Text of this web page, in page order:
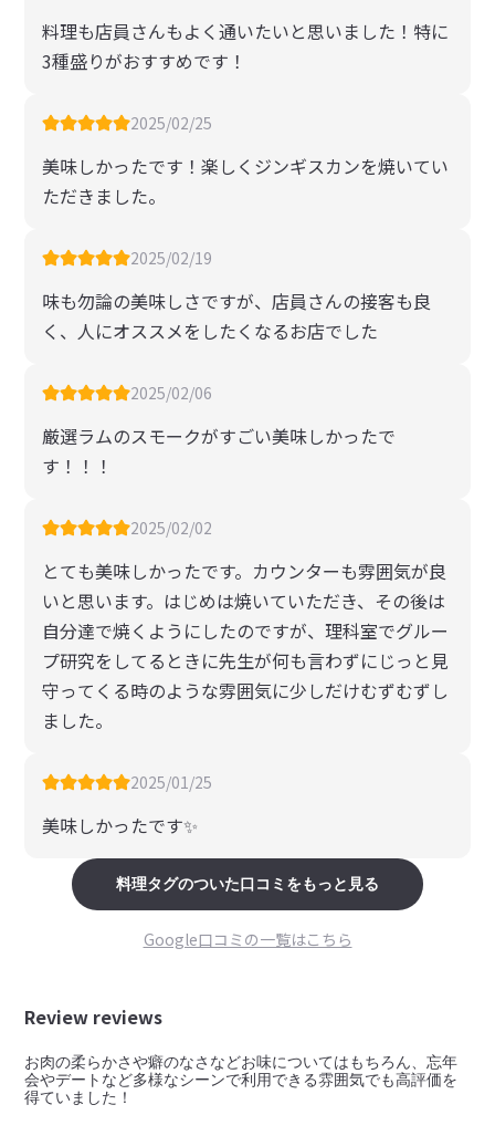
料理も店員さんもよく通いたいと思いました！特に
3種盛りがおすすめです！
2025/02/25
美味しかったです！楽しくジンギスカンを焼いてい
ただきました。
2025/02/19
味も勿論の美味しさですが、店員さんの接客も良
く、人にオススメをしたくなるお店でした
2025/02/06
厳選ラムのスモークがすごい美味しかったで
す！！！
2025/02/02
とても美味しかったです。カウンターも雰囲気が良
いと思います。はじめは焼いていただき、その後は
自分達で焼くようにしたのですが、理科室でグルー
プ研究をしてるときに先生が何も言わずにじっと見
守ってくる時のような雰囲気に少しだけむずむずし
ました。
2025/01/25
美味しかったです✨
料理タグのついた口コミをもっと見る
Google口コミの一覧はこちら
Review reviews
お肉の柔らかさや癖のなさなどお味についてはもちろん、忘年
会やデートなど多様なシーンで利用できる雰囲気でも高評価を
得ていました！